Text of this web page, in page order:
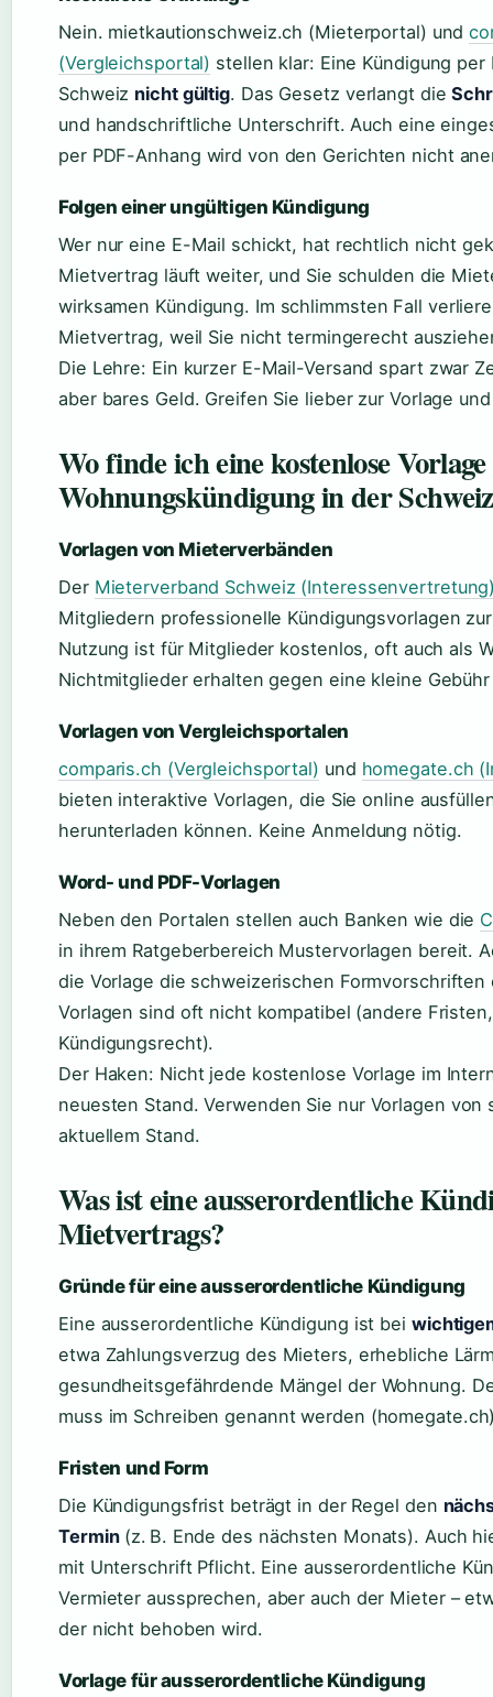
Nein. mietkautionschweiz.ch (Mieterportal) und
(Vergleichsportal) stellen klar: Eine Kündigung
Schweiz nicht gültig. Das Gesetz verlangt die
und handschriftliche Unterschrift. Auch eine
per PDF-Anhang wird von den Gerichten nicht
Folgen einer ungültigen Kündigung
Wer nur eine E-Mail schickt, hat rechtlich nicht
Mietvertrag läuft weiter, und Sie schulden die
wirksamen Kündigung. Im schlimmsten Fall
Mietvertrag, weil Sie nicht termingerecht
Die Lehre: Ein kurzer E-Mail-Versand spart zwar
aber bares Geld. Greifen Sie lieber zur Vorlage
Wo finde ich eine kostenlose
Wohnungskündigung in der
Vorlagen von Mieterverbänden
Der Mieterverband Schweiz
Mitgliedern professionelle Kündigungsvorlagen
Nutzung ist für Mitglieder kostenlos, oft auch als
Nichtmitglieder erhalten gegen eine kleine Gebühr
Vorlagen von Vergleichsportalen
comparis.ch (Vergleichsportal) und homegate.ch
bieten interaktive Vorlagen, die Sie online
herunterladen können. Keine Anmeldung nötig.
Word- und PDF-Vorlagen
Neben den Portalen stellen auch Banken wie die
in ihrem Ratgeberbereich Mustervorlagen bereit.
die Vorlage die schweizerischen
Vorlagen sind oft nicht kompatibel (andere
Kündigungsrecht).
Der Haken: Nicht jede kostenlose Vorlage im
neuesten Stand. Verwenden Sie nur Vorlagen von
aktuellem Stand.
Was ist eine ausserordentliche
Mietvertrags?
Gründe für eine ausserordentliche Kündigung
Eine ausserordentliche Kündigung ist bei
etwa Zahlungsverzug des Mieters, erhebliche
gesundheitsgefährdende Mängel der Wohnung.
muss im Schreiben genannt werden
Fristen und Form
Die Kündigungsfrist beträgt in der Regel den
Termin(z. B. Ende des nächsten Monats). Auch
mit Unterschrift Pflicht. Eine ausserordentliche
Vermieter aussprechen, aber auch der Mieter –
der nicht behoben wird.
Vorlage für ausserordentliche Kündigung